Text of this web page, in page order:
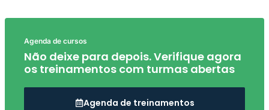
Agenda de cursos
Não deixe para depois. Verifique agora
os treinamentos com turmas abertas
Agenda de treinamentos